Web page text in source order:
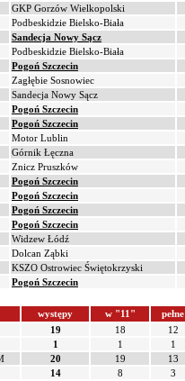
GKP Gorzów Wielkopolski
Podbeskidzie Bielsko-Biała
Sandecja Nowy Sącz
Podbeskidzie Bielsko-Biała
Pogoń Szczecin
Zagłębie Sosnowiec
Sandecja Nowy Sącz
Pogoń Szczecin
Pogoń Szczecin
Motor Lublin
Górnik Łęczna
Znicz Pruszków
Pogoń Szczecin
Pogoń Szczecin
Pogoń Szczecin
Pogoń Szczecin
Widzew Łódź
Dolcan Ząbki
KSZO Ostrowiec Świętokrzyski
Pogoń Szczecin
występy w "11"
pełne
19 18
12
1 1
1
20 19
13
14 8
3